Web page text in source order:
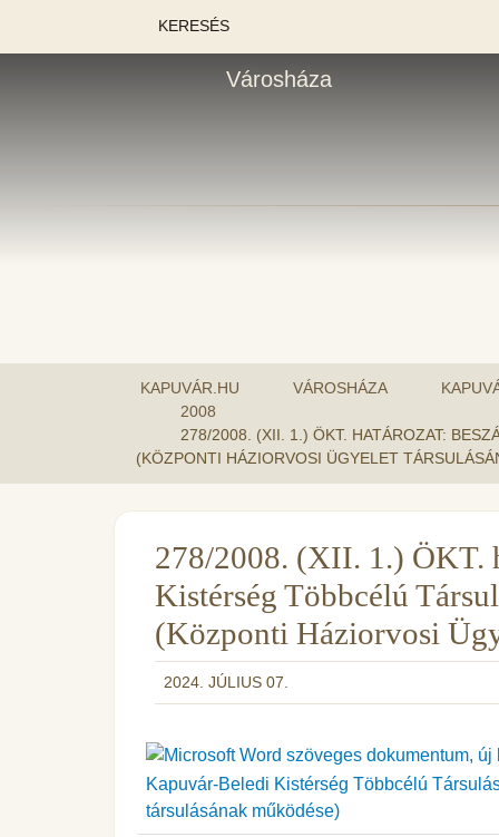
KERESÉS
Városháza
KAPUVÁR.HU VÁROSHÁZA
2008
278/2008. (XII. 1.) ÖKT. HATÁROZAT:
(KÖZPONTI HÁZIORVOSI ÜGYELET
278/2008. (XII. 1.) ÖKT.
Kistérség Többcélú
(Központi Háziorvosi
2024. JÚLIUS 07.
Kapuvár-Beledi Kistérség Többcélú
társulásának működése)